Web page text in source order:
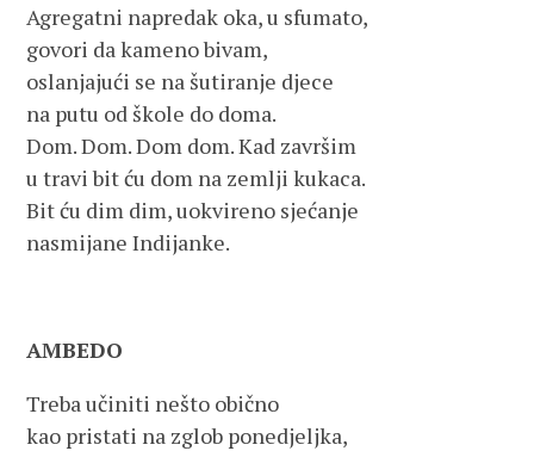
Agregatni napredak oka, u sfumato,
govori da kameno bivam,
oslanjajući se na šutiranje djece
na putu od škole do doma.
Dom. Dom. Dom dom. Kad završim
u travi bit ću dom na zemlji kukaca.
Bit ću dim dim, uokvireno sjećanje
nasmijane Indijanke.
AMBEDO
Treba učiniti nešto obično
kao pristati na zglob ponedjeljka,